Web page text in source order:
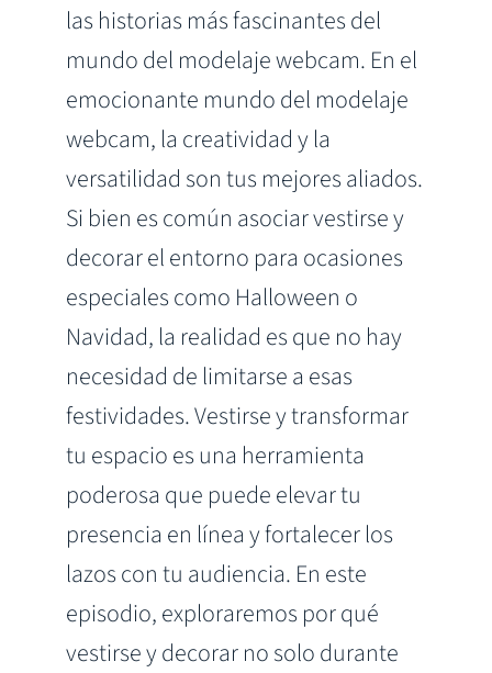
las historias más fascinantes del
mundo del modelaje webcam. En el
emocionante mundo del modelaje
webcam, la creatividad y la
versatilidad son tus mejores aliados.
Si bien es común asociar vestirse y
decorar el entorno para ocasiones
especiales como Halloween o
Navidad, la realidad es que no hay
necesidad de limitarse a esas
festividades. Vestirse y transformar
tu espacio es una herramienta
poderosa que puede elevar tu
presencia en línea y fortalecer los
lazos con tu audiencia. En este
episodio, exploraremos por qué
vestirse y decorar no solo durante